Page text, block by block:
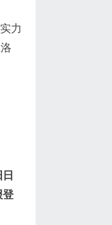
力
登